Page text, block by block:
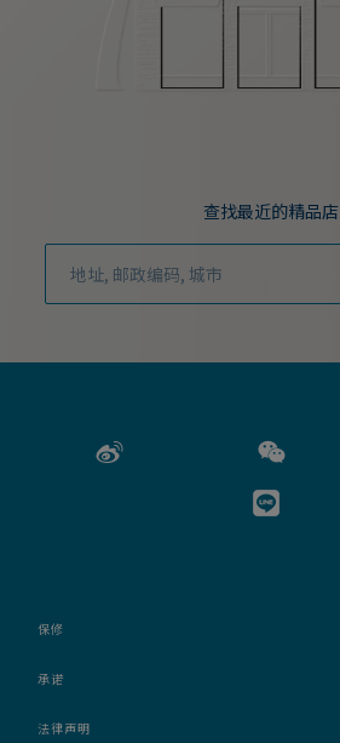
查找最近的精品店
保修
承诺
法律声明